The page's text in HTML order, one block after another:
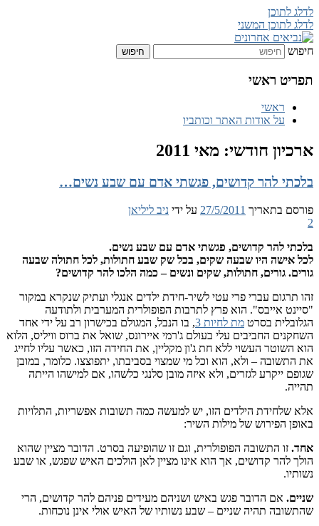
לדלג לתוכן
לדלג לתוכן המשני
נביאים אחרונים
חיפוש
תפריט ראשי
ראשי
על אודות האתר וכותביו
ארכיון חודשי: מאי 2011
בלכתי להר קדושים, פגשתי אדם עם שבע נשים…
פורסם בתאריך 27/5/2011 על ידי ניב ליליאן
2
בלכתי להר קדושים, פגשתי אדם עם שבע נשים.
לכל אישה היו שבעה שקים, בכל שק שבע חתולות, לכל חתולה שבעה
גורים. גורים, חתולות, שקים ונשים – כמה הלכו להר קדושים?
זהו תרגום עברי פרי עטי לשיר-חידת ילדים אנגלי ועתיק שנקרא במקור
"סיינט אייבס". הוא פרץ לתרבות הפופולרית המערבית ולתודעה
הגלובלית בסרט מת לחיות 3
, בו הנבל, המגולם בכישרון רב על ידי אחד
השחקנים החביבים עלי בעולם ג'רמי איירונס, שואל את ברוס וויליס, הלוא
הוא השוטר העשוי ללא חת ג'ון מקליין, את החידה הזו, כאשר עליו לחייג
את התשובה – ולא, הוא וכל מי שמצוי בסביבתו, יתפוצצו. כלומר, במובן
שגופם ייקרע לגזרים, ולא איזה מובן סלנגי כלשהו, אם למישהו הייתה
תהייה.
אלא שלחידת הילדים הזו, יש למעשה כמה תשובות אפשריות, התלויות
באופן הפירוש של מילות השיר:
אחד. זו התשובה הפופולרית, וגם זו שהופיעה בסרט. הדובר מציין שהוא
הולך להר קדושים, אך הוא אינו מציין לאן הולכים האיש שפגש, או שבע
נשותיו.
שניים. אם הדובר פגש באיש ושניהם מעידים פניהם להר קדושים, הרי
שהתשובה תהיה שניים – שבע נשותיו של האיש אולי אינן נוכחות.